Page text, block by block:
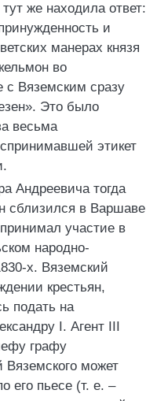
же находила ответ:
и
манерах князя
во
с Вяземским сразу
Это было
весьма
этикет
Андреевича тогда
сблизился в Варшаве
участие в
народно-
х. Вяземский
крестьян,
подать на
I. Агент III
графу
может
его пьесе (т. е. –